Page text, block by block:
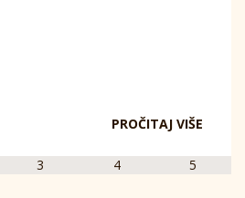
PROČITAJ VIŠE
3 4 5